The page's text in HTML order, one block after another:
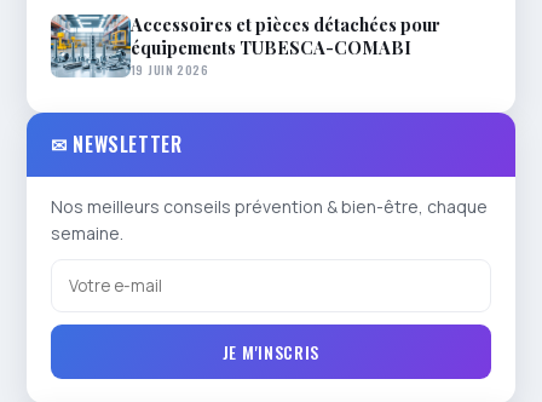
Accessoires et pièces détachées pour
équipements TUBESCA-COMABI
19 JUIN 2026
✉ NEWSLETTER
Nos meilleurs conseils prévention & bien-être, chaque
semaine.
JE M'INSCRIS